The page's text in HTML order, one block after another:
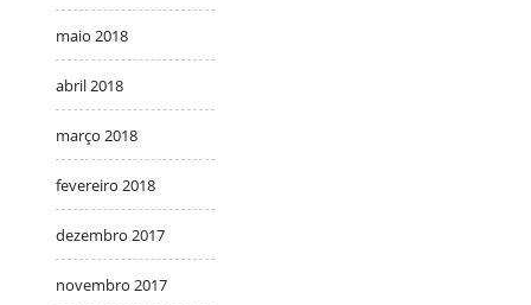
maio 2018
abril 2018
março 2018
fevereiro 2018
dezembro 2017
novembro 2017